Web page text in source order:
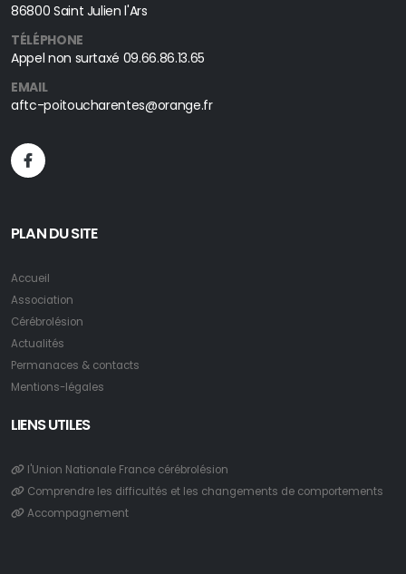
86800 Saint Julien l'Ars
TÉLÉPHONE
Appel non surtaxé 09.66.86.13.65
EMAIL
aftc-poitoucharentes@orange.fr
PLAN DU SITE
Accueil
Association
Cérébrolésion
Actualités
Permanaces & contacts
Mentions-légales
LIENS UTILES
l'Union Nationale France cérébrolésion
Comprendre les difficultés et les changements de comportements
Accompagnement